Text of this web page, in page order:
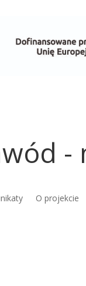
-
O projekcie